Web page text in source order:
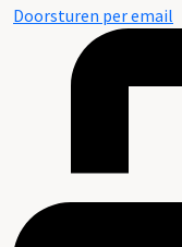
Doorsturen per email